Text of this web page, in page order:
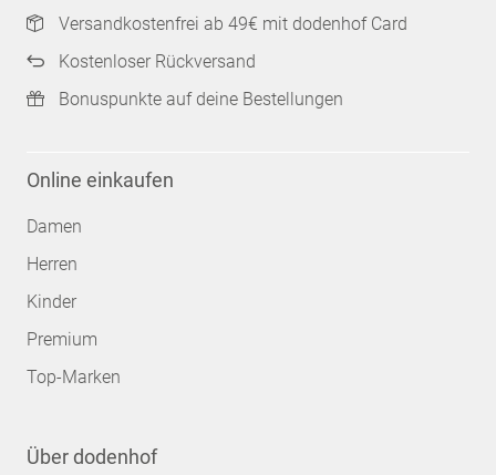
Versandkostenfrei ab 49€ mit dodenhof Card
Kostenloser Rückversand
Bonuspunkte auf deine Bestellungen
Online einkaufen
Damen
Herren
Kinder
Premium
Top-Marken
Über dodenhof